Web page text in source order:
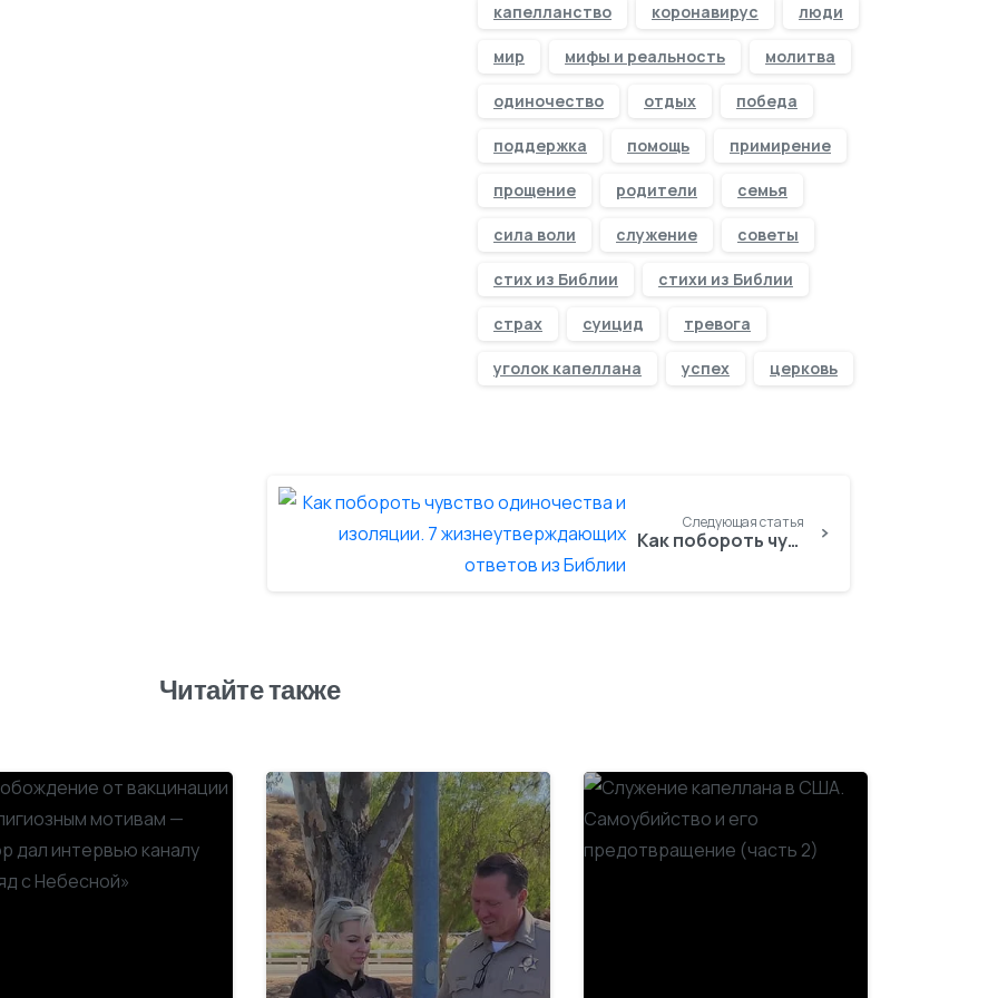
капелланство коронавирус люди
мир мифы и реальность молитва
одиночество отдых победа
поддержка помощь примирение
прощение родители семья
сила воли служение советы
стих из Библии стихи из Библии
страх суицид тревога
уголок капеллана успех церковь
Следующая статья
Как побороть чувство одиночества и изоляции. 7 жизнеутверждающих ответов из Библии
Читайте также
-